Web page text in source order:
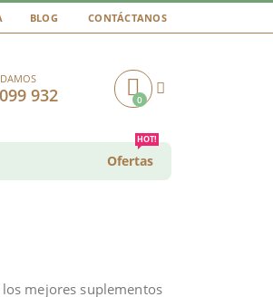
BLOG CONTÁCTANOS
932 Cart0
Ofertas
HOT!
mejores suplementos